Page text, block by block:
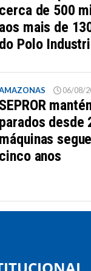
de 500
mais de
Polo
06/08/
desde
anos